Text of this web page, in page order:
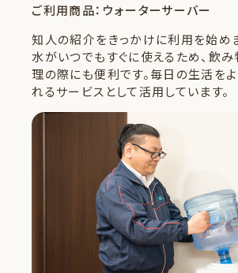
ご利用商品：ウォーターサーバー
知人の紹介をきっかけに利用を始め
水がいつでもすぐに使えるため、飲
理の際にも便利です。毎日の生活をよ
れるサービスとして活用しています。